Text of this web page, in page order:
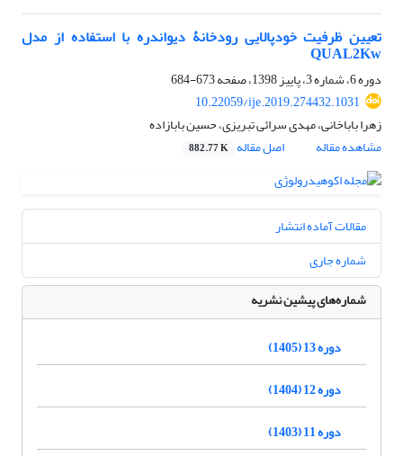
تعیین ظرفیت خودپالایی رودخانۀ دیواندره با استفاده از مدل
QUAL2Kw
دوره 6، شماره 3، پاییز 1398، صفحه
673-684
10.22059/ije.2019.274432.1031
زهرا باباخانی، مهدی سرائی تبریزی، حسین بابازاده
مشاهده مقاله
اصل مقاله 882.77 K
مقالات آماده انتشار
شماره جاری
شماره‌های پیشین نشریه
دوره 13 (1405)
دوره 12 (1404)
دوره 11 (1403)